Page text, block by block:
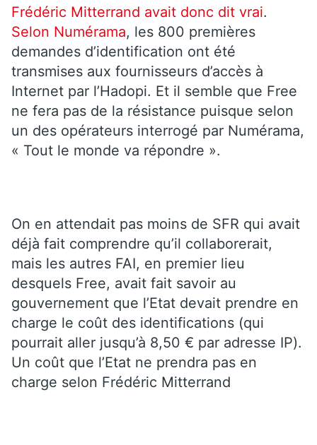
Frédéric Mitterrand avait donc dit vrai.
Selon Numérama, les 800 premières
demandes d’identification ont été
transmises aux fournisseurs d’accès à
Internet par l’Hadopi. Et il semble que Free
ne fera pas de la résistance puisque selon
un des opérateurs interrogé par Numérama,
« Tout le monde va répondre ».
On en attendait pas moins de SFR qui avait
déjà fait comprendre qu’il collaborerait,
mais les autres FAI, en premier lieu
desquels Free, avait fait savoir au
gouvernement que l’Etat devait prendre en
charge le coût des identifications (qui
pourrait aller jusqu’à 8,50 € par adresse IP).
Un coût que l’Etat ne prendra pas en
charge selon Frédéric Mitterrand